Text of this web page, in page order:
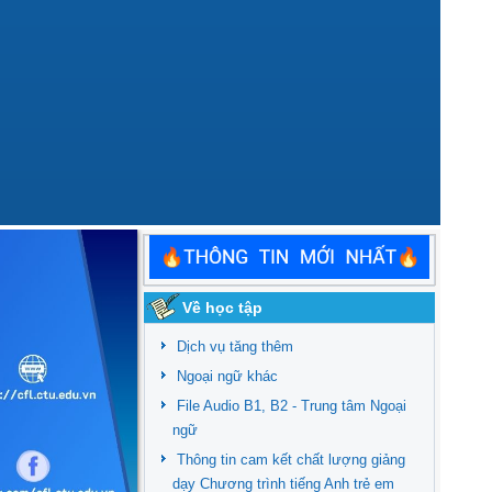
Về học tập
Dịch vụ tăng thêm
Ngoại ngữ khác
File Audio B1, B2 - Trung tâm Ngoại
ngữ
Thông tin cam kết chất lượng giảng
dạy Chương trình tiếng Anh trẻ em